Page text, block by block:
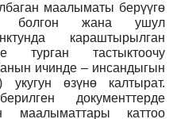
маалыматы берүүгө
болгон жана ушул
караштырылган
турган тастыктоочу
ичинде – инсандыгын
укугун өзүнө калтырат.
документтерде
маалыматтары каттоо